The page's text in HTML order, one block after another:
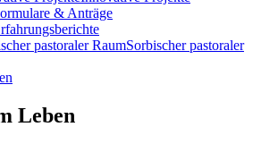
& Anträge
Sorbischer pastoraler
Leben